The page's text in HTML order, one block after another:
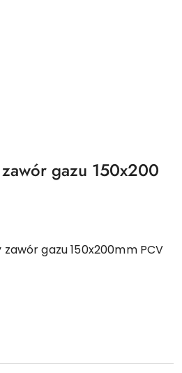
gazu 150x200
gazu 150x200mm PCV